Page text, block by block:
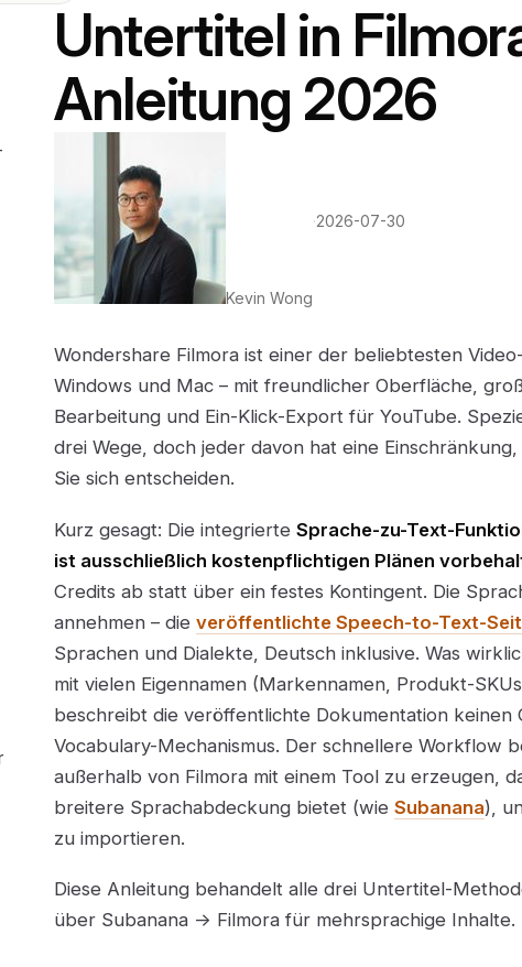
Untertitel in
Anleitung 2026
Kevin Wong
·2026-07-30
Wondershare Filmora ist einer der beliebtesten
Windows und Mac – mit freundlicher Oberfläche,
Bearbeitung und Ein-Klick-Export für YouTube.
drei Wege, doch jeder davon hat eine
Sie sich entscheiden.
Kurz gesagt: Die integrierte Sprache-zu-Text-
ist ausschließlich kostenpflichtigen Plänen
Credits ab statt über ein festes Kontingent. Die
annehmen – die veröffentlichte Speech-to-Text-
Sprachen und Dialekte, Deutsch inklusive. Was
mit vielen Eigennamen (Markennamen, Produkt-
beschreibt die veröffentlichte Dokumentation keinen
Vocabulary-Mechanismus. Der schnellere Workflow
außerhalb von Filmora mit einem Tool zu erzeugen,
breitere Sprachabdeckung bietet (wie Subanana),
zu importieren.
Diese Anleitung behandelt alle drei Untertitel-
über Subanana → Filmora für mehrsprachige Inhalte.